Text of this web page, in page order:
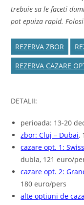
trebuie sa le faceti
pot epuiza rapid.
REZERVA ZBOR
REZERVA CAZARE
DETALII:
perioada: 13-20
zbor: Cluj – Dubai,
cazare opt. 1:
dubla, 121 euro/
cazare opt. 2:
180 euro/pers
alte optiuni de